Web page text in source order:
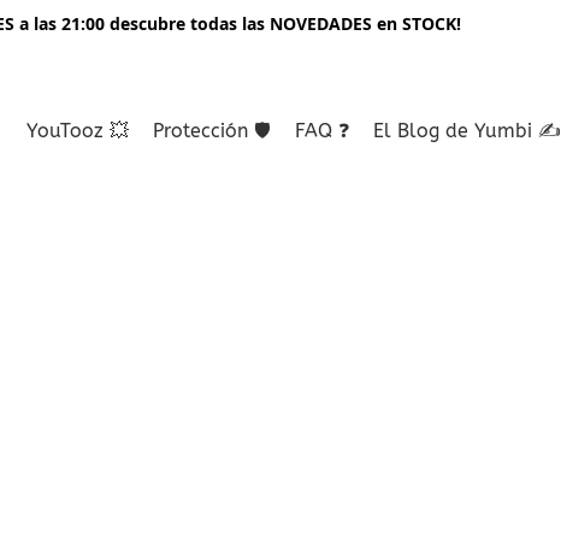
a las 21:00 descubre todas las NOVEDADES en STOCK!
YouTooz 💥 Protección 🛡️ FAQ ❓ El Blog de Yumbi ✍️